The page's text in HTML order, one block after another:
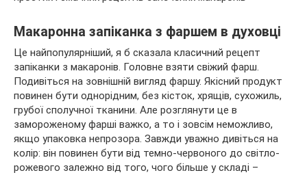
Макаронна запіканка з фаршем в духовці
Це найпопулярніший, я б сказала класичний рецепт
запіканки з макаронів. Головне взяти свіжий фарш.
Подивіться на зовнішній вигляд фаршу. Якісний продукт
повинен бути однорідним, без кісток, хрящів, сухожиль,
грубої сполучної тканини. Але розглянути це в
замороженому фарші важко, а то і зовсім неможливо,
якщо упаковка непрозора. Завжди уважно дивіться на
колір: він повинен бути від темно-червоного до світло-
рожевого залежно від того, чого більше у складі –